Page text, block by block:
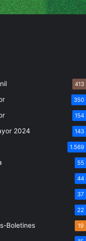
413
350
154
2024 143
1.569
55
44
37
22
Boletines 19